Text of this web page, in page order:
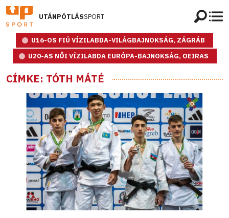
UTÁNPÓTLÁSSPORT
U16-OS FIÚ VÍZILABDA-VILÁGBAJNOKSÁG, ZÁGRÁB
U20-AS NŐI VÍZILABDA EURÓPA-BAJNOKSÁG, OEIRAS
CÍMKE: TÓTH MÁTÉ